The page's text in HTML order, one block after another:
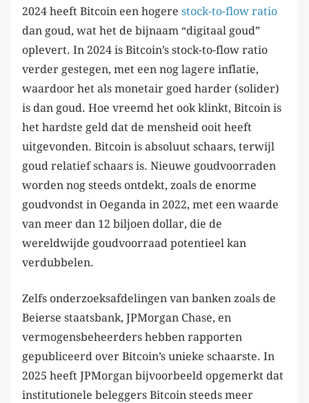
2024 heeft Bitcoin een hogere stock-to-flow ratio
dan goud, wat het de bijnaam “digitaal goud”
oplevert. In 2024 is Bitcoin’s stock-to-flow ratio
verder gestegen, met een nog lagere inflatie,
waardoor het als monetair goed harder (solider)
is dan goud. Hoe vreemd het ook klinkt, Bitcoin is
het hardste geld dat de mensheid ooit heeft
uitgevonden. Bitcoin is absoluut schaars, terwijl
goud relatief schaars is. Nieuwe goudvoorraden
worden nog steeds ontdekt, zoals de enorme
goudvondst in Oeganda in 2022, met een waarde
van meer dan 12 biljoen dollar, die de
wereldwijde goudvoorraad potentieel kan
verdubbelen.
Zelfs onderzoeksafdelingen van banken zoals de
Beierse staatsbank, JPMorgan Chase, en
vermogensbeheerders hebben rapporten
gepubliceerd over Bitcoin’s unieke schaarste. In
2025 heeft JPMorgan bijvoorbeeld opgemerkt dat
institutionele beleggers Bitcoin steeds meer